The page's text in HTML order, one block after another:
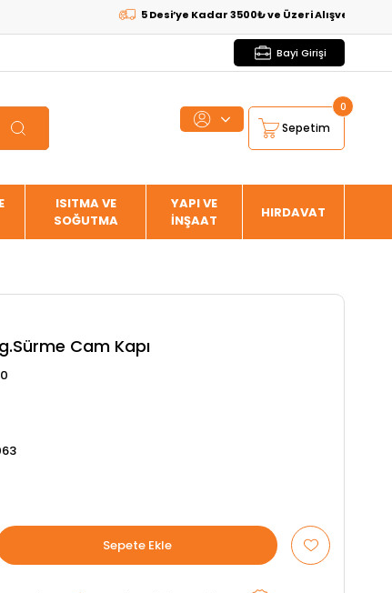
5 Desi’ye Kadar 3500₺ ve Üzeri Alışverişlerde
Bayi Girişi
Sepetim
0
ISITMA VE
SOĞUTMA
YAPI VE
İNŞAAT
HIRDAVAT
Cam Kapı